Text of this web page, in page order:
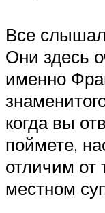
Все
Они здесь
именно
когда вы
поймете,
отличим от
местном